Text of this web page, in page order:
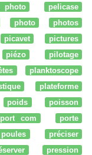
photo
pelicase
photo
photos
picavet
pictures
piézo
pilotage
planktoscope
plateforme
poids
poisson
port com
porte
poules
préciser
pression